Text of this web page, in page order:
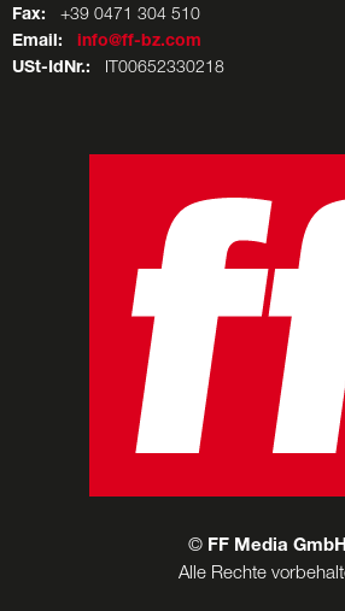
Fax: +39 0471 304 510
Email:
info@ff-bz.com
USt-IdNr.: IT00652330218
© FF Media GmbH
Alle Rechte